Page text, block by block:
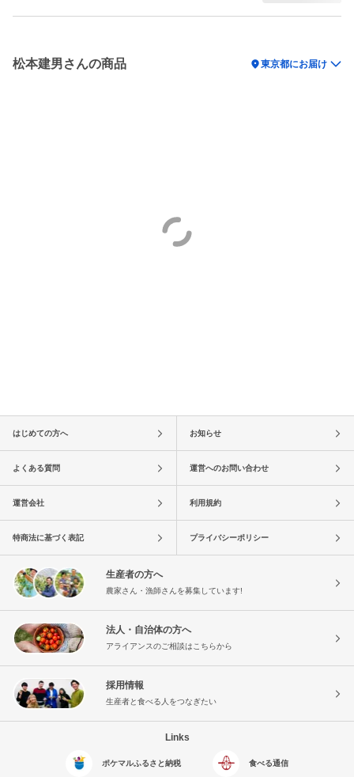
松本建男さんの商品 location_on東京都にお届け
はじめての方へ お知らせ
よくある質問 運営へのお問い合わせ
運営会社 利用規約
特商法に基づく表記 プライバシーポリシー
生産者の方へ
農家さん・漁師さんを募集しています!
法人・自治体の方へ
アライアンスのご相談はこちらから
採用情報
生産者と食べる人をつなぎたい
Links
ポケマルふるさと納税 食べる通信